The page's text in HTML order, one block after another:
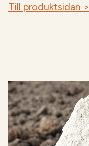
Till produktsidan >